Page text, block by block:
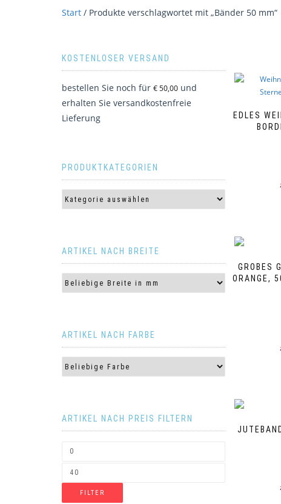
Start / Produkte verschlagwortet mit „Bänder 50 mm“
EDLES
GROBES
ORANGE,
KOSTENLOSER VERSAND
bestellen Sie noch für €50,00 und
erhalten Sie versandkostenfreie
Lieferung
PRODUKTKATEGORIEN
ARTIKEL NACH BREITE
ARTIKEL NACH FARBE
ARTIKEL NACH PREIS FILTERN
FILTER